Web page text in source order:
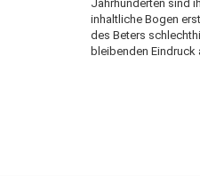
Jahrhunderten sind
inhaltliche Bogen
des Beters
bleibenden Eindruck